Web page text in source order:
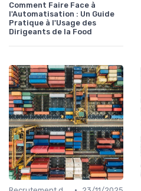
Comment Faire Face à
l'Automatisation : Un Guide
Pratique à l'Usage des
Dirigeants de la Food